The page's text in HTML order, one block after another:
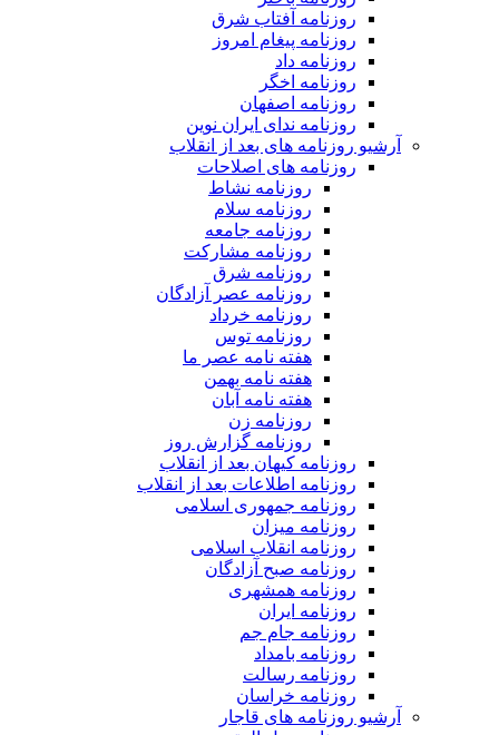
روزنامه آفتاب شرق
روزنامه پیغام امروز
روزنامه داد
روزنامه اخگر
روزنامه اصفهان
روزنامه ندای ایران نوین
آرشیو روزنامه های بعد از انقلاب
روزنامه های اصلاحات
روزنامه نشاط
روزنامه سلام
روزنامه جامعه
روزنامه مشارکت
روزنامه شرق
روزنامه عصر آزادگان
روزنامه خرداد
روزنامه توس
هفته نامه عصر ما
هفته نامه بهمن
هفته نامه آبان
روزنامه زن
روزنامه گزارش روز
روزنامه کیهان بعد از انقلاب
روزنامه اطلاعات بعد از انقلاب
روزنامه جمهوری اسلامی
روزنامه میزان
روزنامه انقلاب اسلامی
روزنامه صبح آزادگان
روزنامه همشهری
روزنامه ایران
روزنامه جام جم
روزنامه بامداد
روزنامه رسالت
روزنامه خراسان
آرشیو روزنامه های قاجار